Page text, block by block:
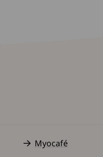
Myocafé